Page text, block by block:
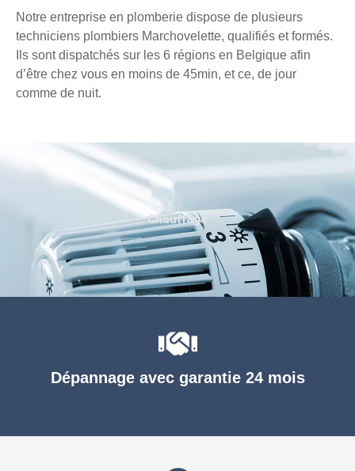
Notre entreprise en plomberie dispose de plusieurs
techniciens plombiers Marchovelette, qualifiés et formés.
Ils sont dispatchés sur les 6 régions en Belgique afin
d’être chez vous en moins de 45min, et ce, de jour
comme de nuit.
Dépannage avec garantie 24 mois
Chauffage